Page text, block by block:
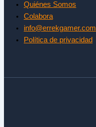
Quiénes Somos
Colabora
info@errekgamer.com
Política de privacidad